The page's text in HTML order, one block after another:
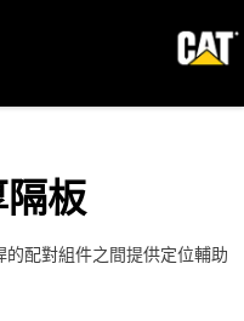
隔板
配對組件之間提供定位輔助